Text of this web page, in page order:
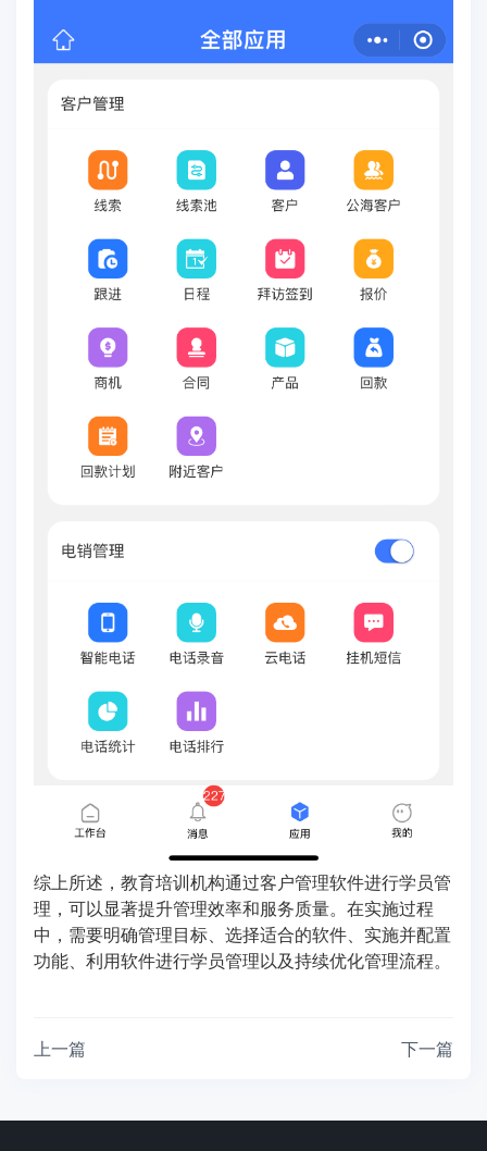
综上所述，教育培训机构通过客户管理软件进行学员管
理，可以显著提升管理效率和服务质量。在实施过程
中，需要明确管理目标、选择适合的软件、实施并配置
功能、利用软件进行学员管理以及持续优化管理流程。
上一篇 下一篇